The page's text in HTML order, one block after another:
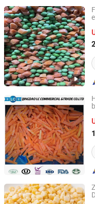
XIAMEN GT
Fujian, China
Qingdao LC
Shandong, China
Fujian Yong'an Gexin